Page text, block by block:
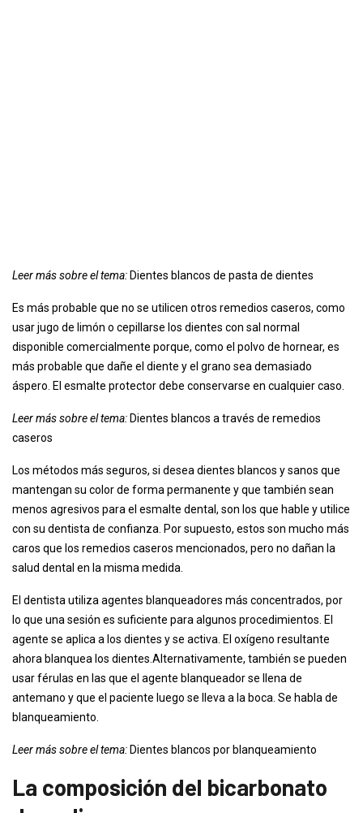
Leer más sobre el tema: Dientes blancos de pasta de dientes
Es más probable que no se utilicen otros remedios caseros, como
usar jugo de limón o cepillarse los dientes con sal normal
disponible comercialmente porque, como el polvo de hornear, es
más probable que dañe el diente y el grano sea demasiado
áspero. El esmalte protector debe conservarse en cualquier caso.
Leer más sobre el tema: Dientes blancos a través de remedios
caseros
Los métodos más seguros, si desea dientes blancos y sanos que
mantengan su color de forma permanente y que también sean
menos agresivos para el esmalte dental, son los que hable y utilice
con su dentista de confianza. Por supuesto, estos son mucho más
caros que los remedios caseros mencionados, pero no dañan la
salud dental en la misma medida.
El dentista utiliza agentes blanqueadores más concentrados, por
lo que una sesión es suficiente para algunos procedimientos. El
agente se aplica a los dientes y se activa. El oxígeno resultante
ahora blanquea los dientes.Alternativamente, también se pueden
usar férulas en las que el agente blanqueador se llena de
antemano y que el paciente luego se lleva a la boca. Se habla de
blanqueamiento.
Leer más sobre el tema: Dientes blancos por blanqueamiento
La composición del bicarbonato